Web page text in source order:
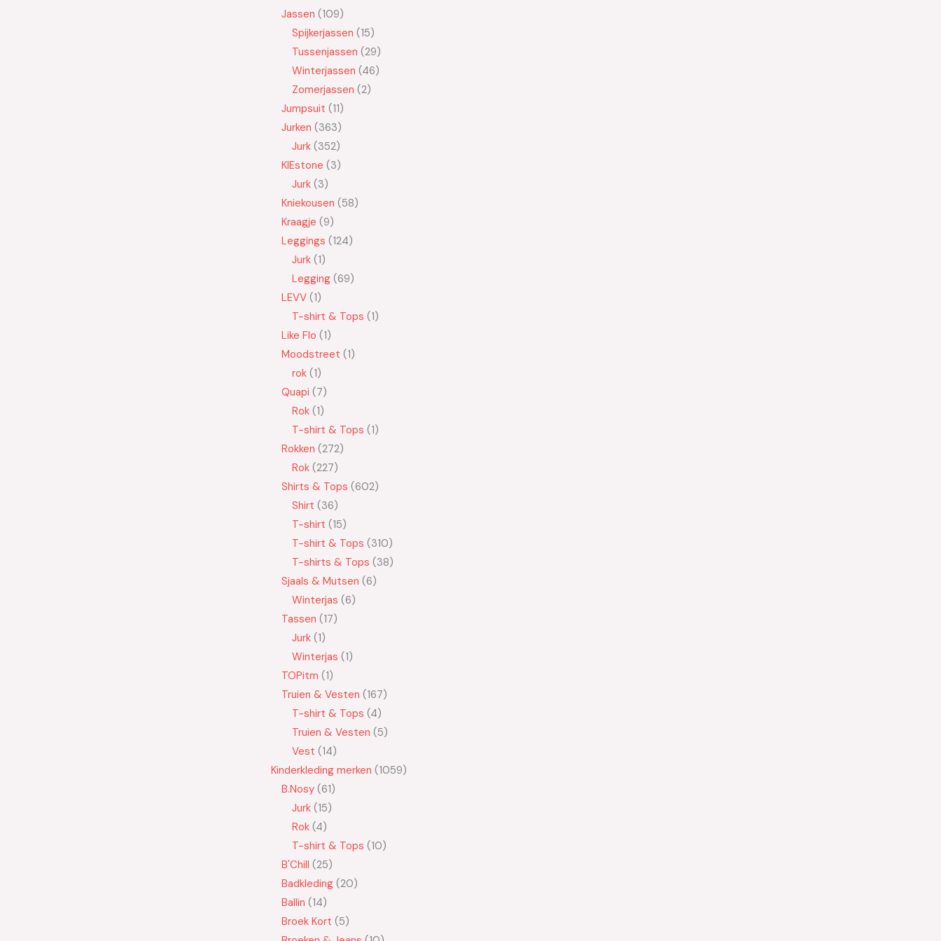
Jassen 109
Spijkerjassen 15
Tussenjassen 29
Winterjassen 46
Zomerjassen 2
Jumpsuit 11
Jurken 363
Jurk 352
KIEstone 3
Jurk 3
Kniekousen 58
Kraagje 9
Leggings 124
Jurk 1
Legging 69
LEVV 1
T-shirt & Tops 1
Like Flo 1
Moodstreet 1
rok 1
Quapi 7
Rok 1
T-shirt & Tops 1
Rokken 272
Rok 227
Shirts & Tops 602
Shirt 36
T-shirt 15
T-shirt & Tops 310
T-shirts & Tops 38
Sjaals & Mutsen 6
Winterjas 6
Tassen 17
Jurk 1
Winterjas 1
TOPitm 1
Truien & Vesten 167
T-shirt & Tops 4
Truien & Vesten 5
Vest 14
Kinderkleding merken 1059
B.Nosy 61
Jurk 15
Rok 4
T-shirt & Tops 10
B'Chill 25
Badkleding 20
Ballin 14
Broek Kort 5